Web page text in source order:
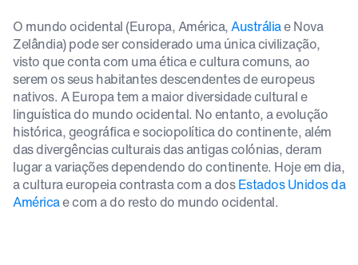
O mundo ocidental (Europa, América,Austráliae Nova
Zelândia) pode ser considerado uma única civilização,
visto que conta com uma ética e cultura comuns, ao
serem os seus habitantes descendentes de europeus
nativos. A Europa tem a maior diversidade cultural e
linguística do mundo ocidental. No entanto, a evolução
histórica, geográfica e sociopolítica do continente, além
das divergências culturais das antigas colónias, deram
lugar a variações dependendo do continente. Hoje em dia,
a cultura europeia contrasta com a dosEstados Unidos da
Américae com a do resto do mundo ocidental.